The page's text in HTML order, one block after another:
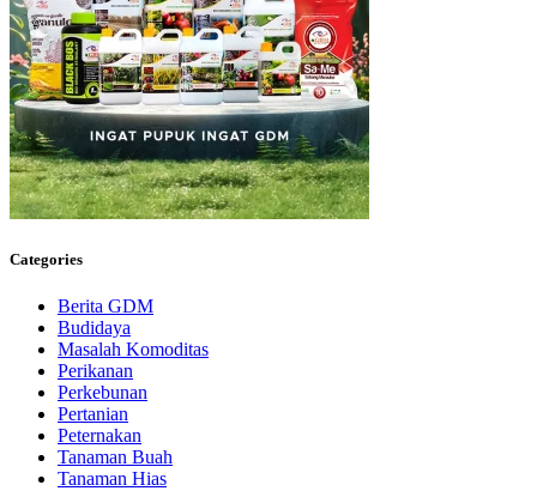
Categories
Berita GDM
Budidaya
Masalah Komoditas
Perikanan
Perkebunan
Pertanian
Peternakan
Tanaman Buah
Tanaman Hias